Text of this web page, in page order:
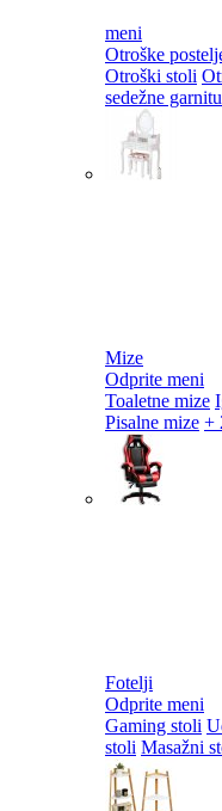
meni
Otroške
Otroški stoli
sedežne
Mize
Odprite meni
Toaletne mize
Pisalne mize +
Fotelji
Odprite meni
Gaming stoli
stoli Masažni